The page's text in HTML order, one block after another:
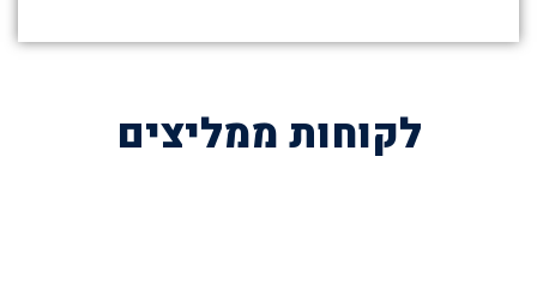
לקוחות ממליצים